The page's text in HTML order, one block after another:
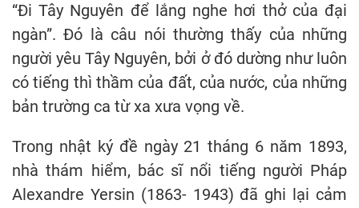
“Đi Tây Nguyên để lắng nghe hơi thở của đại
ngàn”. Đó là câu nói thường thấy của những
người yêu Tây Nguyên, bởi ở đó dường như luôn
có tiếng thì thầm của đất, của nước, của những
bản trường ca từ xa xưa vọng về.
Trong nhật ký đề ngày 21 tháng 6 năm 1893,
nhà thám hiểm, bác sĩ nổi tiếng người Pháp
Alexandre Yersin (1863- 1943) đã ghi lại cảm